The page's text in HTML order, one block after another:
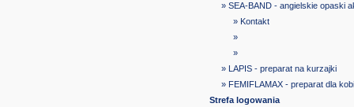
» SEA-BAND - angielskie opaski
» Kontakt
»
»
» LAPIS - preparat na kurzajki
» FEMIFLAMAX - preparat dla
Strefa logowania